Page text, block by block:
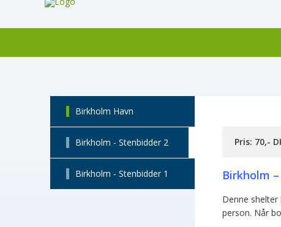
Birkholm Havn
Birkholm - Stenbidder 2
Birkholm - Stenbidder 1
Pris: 70,-
Birkholm
Denne
person. Når